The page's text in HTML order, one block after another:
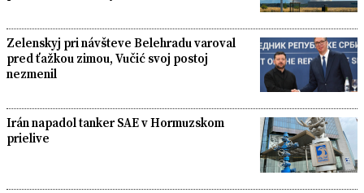
Zelenskyj pri návšteve Belehradu varoval
pred ťažkou zimou, Vučić svoj postoj
nezmenil
Irán napadol tanker SAE v Hormuzskom
prielive